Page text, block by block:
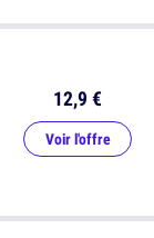
12,9 €
Voir l'offre